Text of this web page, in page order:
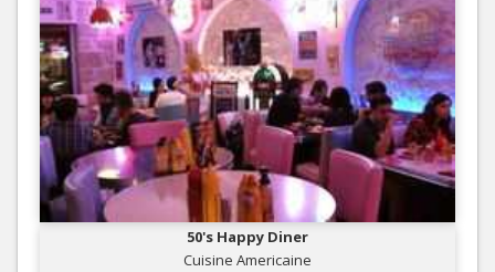
50's Happy Diner
Cuisine Americaine